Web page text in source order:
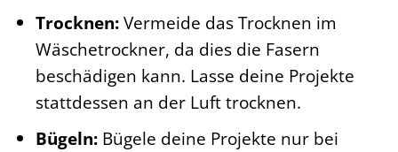
Trocknen:Vermeide das Trocknen im
Wäschetrockner, da dies die Fasern
beschädigen kann. Lasse deine Projekte
stattdessen an der Luft trocknen.
Bügeln:Bügele deine Projekte nur bei